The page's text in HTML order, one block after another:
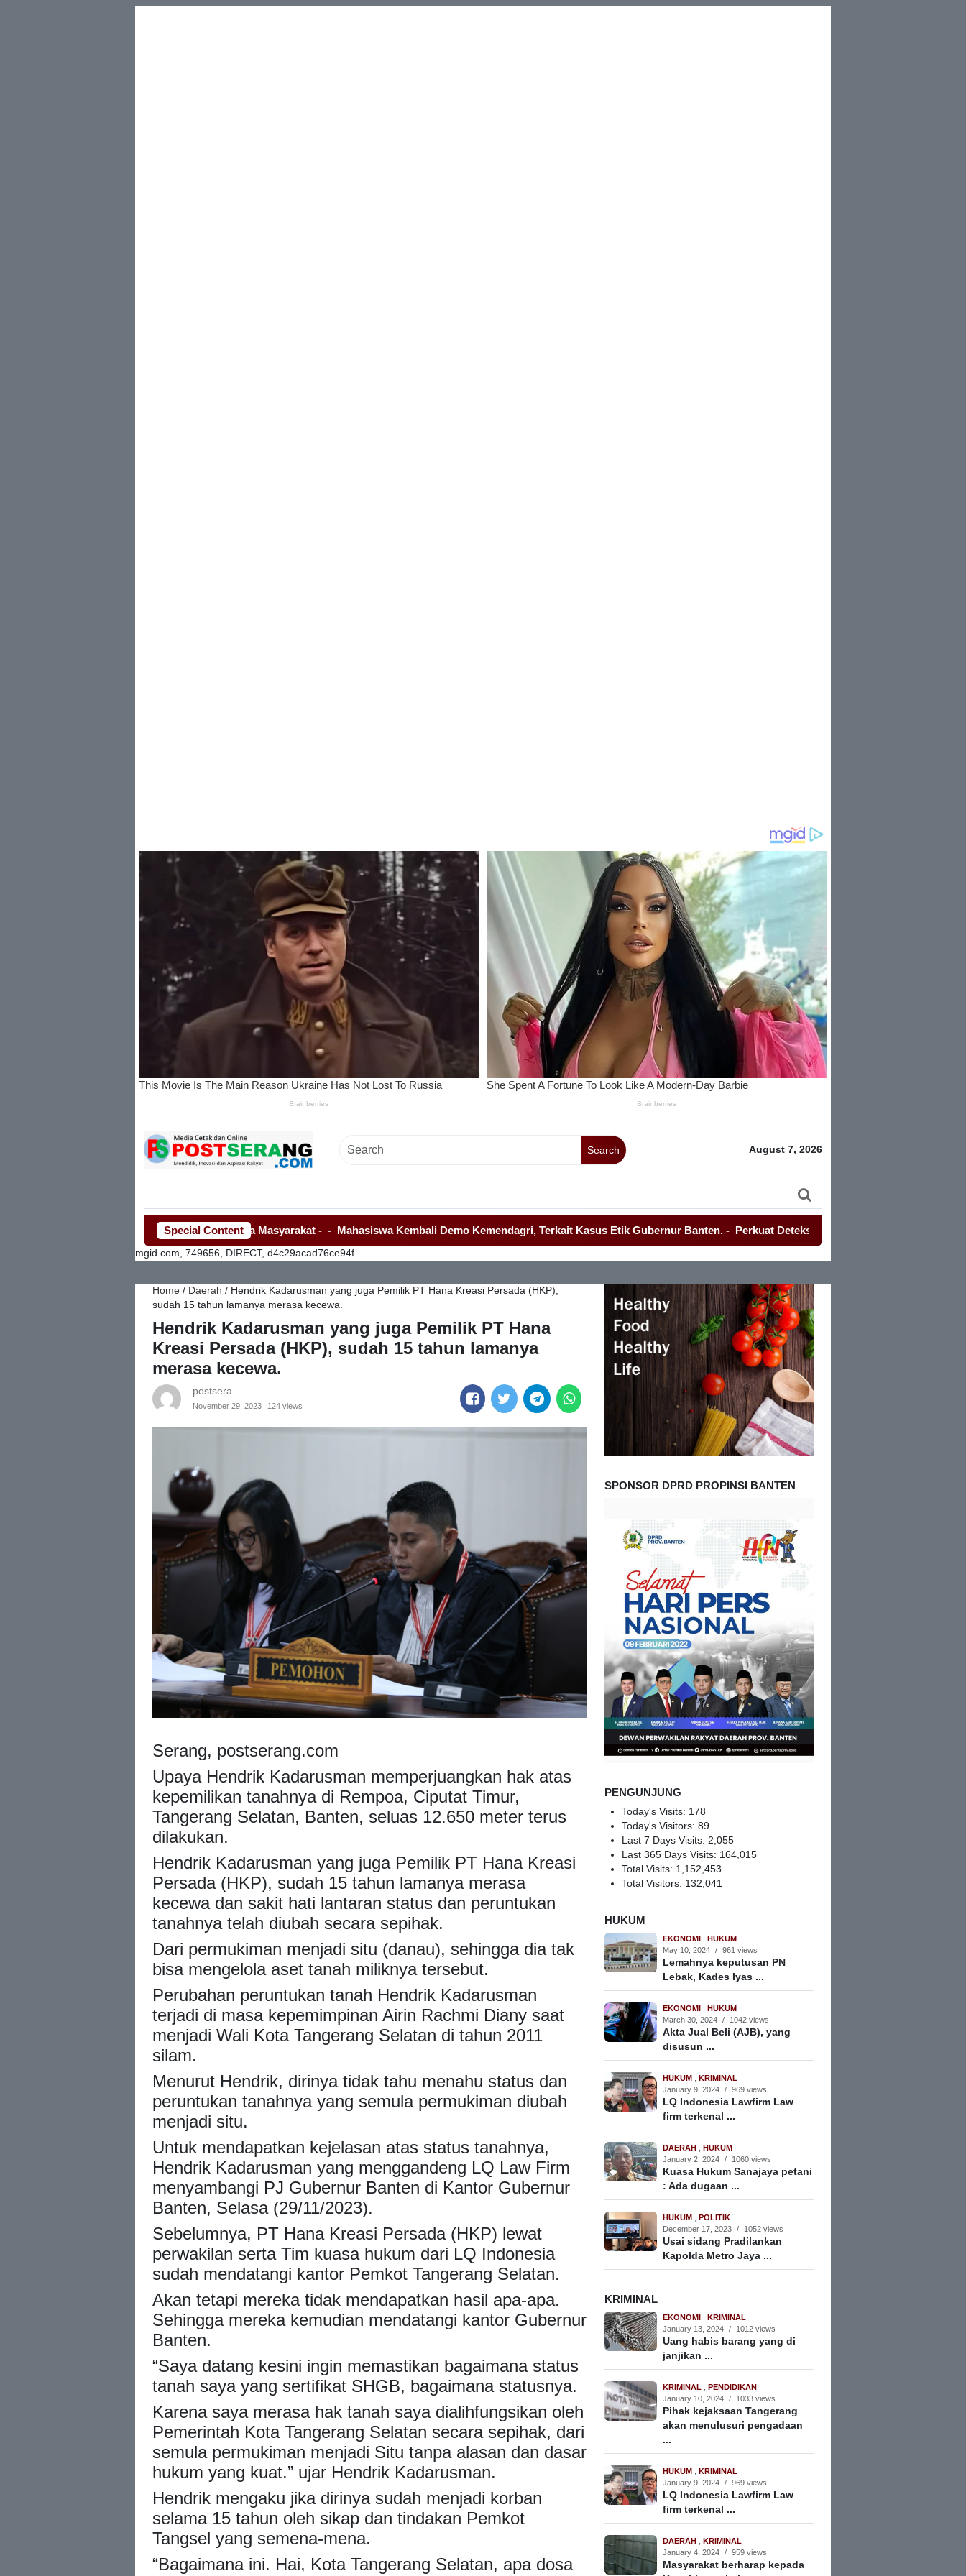
Search August 7, 2026
Special Content
Media Dan Lembaga Swadaya Masyarakat- Mahasiswa Kembali Demo Kemendagri, Terkait Kasus Etik Gubernur Banten.- Perkuat Deteksi Dini Guantibmas, Polresta Tangerang
mgid.com, 749656, DIRECT, d4c29acad76ce94f
Home / Daerah / Hendrik Kadarusman yang juga Pemilik PT Hana Kreasi Persada (HKP),
sudah 15 tahun lamanya merasa kecewa.
Hendrik Kadarusman yang juga Pemilik PT Hana
Kreasi Persada (HKP), sudah 15 tahun lamanya
merasa kecewa.
postsera
November 29, 2023 124 views
Serang, postserang.com
Upaya Hendrik Kadarusman memperjuangkan hak atas
kepemilikan tanahnya di Rempoa, Ciputat Timur,
Tangerang Selatan, Banten, seluas 12.650 meter terus
dilakukan.
Hendrik Kadarusman yang juga Pemilik PT Hana Kreasi
Persada (HKP), sudah 15 tahun lamanya merasa
kecewa dan sakit hati lantaran status dan peruntukan
tanahnya telah diubah secara sepihak.
Dari permukiman menjadi situ (danau), sehingga dia tak
bisa mengelola aset tanah miliknya tersebut.
Perubahan peruntukan tanah Hendrik Kadarusman
terjadi di masa kepemimpinan Airin Rachmi Diany saat
menjadi Wali Kota Tangerang Selatan di tahun 2011
silam.
Menurut Hendrik, dirinya tidak tahu menahu status dan
peruntukan tanahnya yang semula permukiman diubah
menjadi situ.
Untuk mendapatkan kejelasan atas status tanahnya,
Hendrik Kadarusman yang menggandeng LQ Law Firm
menyambangi PJ Gubernur Banten di Kantor Gubernur
Banten, Selasa (29/11/2023).
Sebelumnya, PT Hana Kreasi Persada (HKP) lewat
perwakilan serta Tim kuasa hukum dari LQ Indonesia
sudah mendatangi kantor Pemkot Tangerang Selatan.
Akan tetapi mereka tidak mendapatkan hasil apa-apa.
Sehingga mereka kemudian mendatangi kantor Gubernur
Banten.
“Saya datang kesini ingin memastikan bagaimana status
tanah saya yang sertifikat SHGB, bagaimana statusnya.
Karena saya merasa hak tanah saya dialihfungsikan oleh
Pemerintah Kota Tangerang Selatan secara sepihak, dari
semula permukiman menjadi Situ tanpa alasan dan dasar
hukum yang kuat.” ujar Hendrik Kadarusman.
Hendrik mengaku jika dirinya sudah menjadi korban
selama 15 tahun oleh sikap dan tindakan Pemkot
Tangsel yang semena-mena.
“Bagaimana ini. Hai, Kota Tangerang Selatan, apa dosa
SPONSOR DPRD PROPINSI BANTEN
PENGUNJUNG
Today's Visits: 178
Today's Visitors:89
Last 7 Days Visits:2,055
Last 365 Days Visits: 164,015
Total Visits: 1,152,453
Total Visitors: 132,041
HUKUM
EKONOMI
HUKUM
May 10, 2024 / 961 views
Lemahnya keputusan PN
Lebak, Kades Iyas ...
EKONOMI
HUKUM
March 30, 2024 / 1042 views
Akta Jual Beli (AJB), yang
disusun ...
HUKUM
KRIMINAL
January 9, 2024 / 969 views
LQ Indonesia Lawfirm Law
firm terkenal ...
DAERAH
HUKUM
January 2, 2024 / 1060 views
Kuasa Hukum Sanajaya petani
: Ada dugaan ...
HUKUM
POLITIK
December 17, 2023 / 1052 views
Usai sidang Pradilankan
Kapolda Metro Jaya ...
KRIMINAL
EKONOMI
KRIMINAL
January 13, 2024 / 1012 views
Uang habis barang yang di
janjikan ...
KRIMINAL
PENDIDIKAN
January 10, 2024 / 1033 views
Pihak kejaksaan Tangerang
akan menulusuri pengadaan
...
HUKUM
KRIMINAL
January 9, 2024 / 969 views
LQ Indonesia Lawfirm Law
firm terkenal ...
DAERAH
KRIMINAL
January 4, 2024 / 959 views
Masyarakat berharap kepada